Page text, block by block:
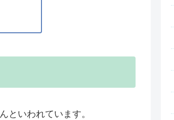
といわれています。